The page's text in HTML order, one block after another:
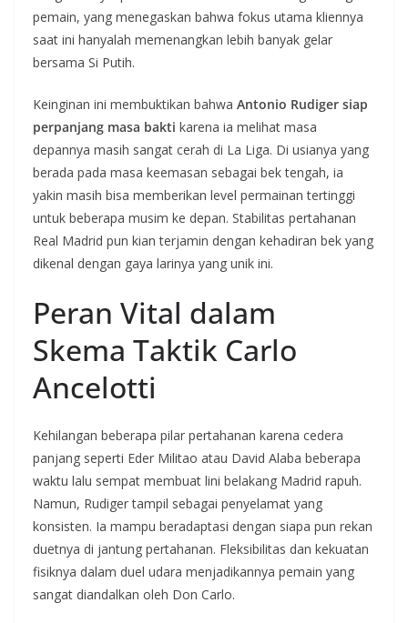
pemain, yang menegaskan bahwa fokus utama kliennya
saat ini hanyalah memenangkan lebih banyak gelar
bersama Si Putih.
Keinginan ini membuktikan bahwa Antonio Rudiger siap
perpanjang masa bakti karena ia melihat masa
depannya masih sangat cerah di La Liga. Di usianya yang
berada pada masa keemasan sebagai bek tengah, ia
yakin masih bisa memberikan level permainan tertinggi
untuk beberapa musim ke depan. Stabilitas pertahanan
Real Madrid pun kian terjamin dengan kehadiran bek yang
dikenal dengan gaya larinya yang unik ini.
Peran Vital dalam
Skema Taktik Carlo
Ancelotti
Kehilangan beberapa pilar pertahanan karena cedera
panjang seperti Eder Militao atau David Alaba beberapa
waktu lalu sempat membuat lini belakang Madrid rapuh.
Namun, Rudiger tampil sebagai penyelamat yang
konsisten. Ia mampu beradaptasi dengan siapa pun rekan
duetnya di jantung pertahanan. Fleksibilitas dan kekuatan
fisiknya dalam duel udara menjadikannya pemain yang
sangat diandalkan oleh Don Carlo.